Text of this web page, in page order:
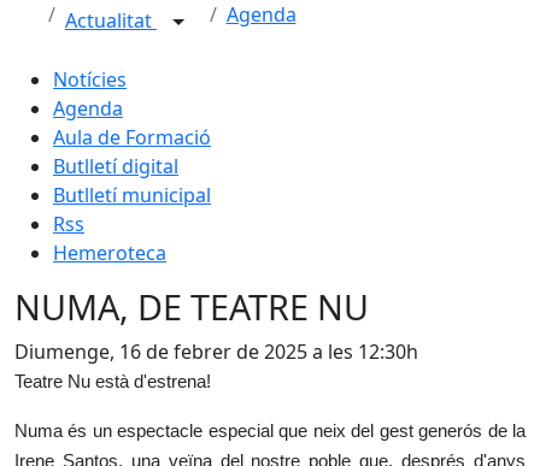
Actualitat Agenda
Notícies
Agenda
Aula de Formació
Butlletí digital
Butlletí municipal
Rss
Hemeroteca
NUMA, DE TEATRE NU
Diumenge, 16 de febrer de 2025 a les 12:30h
Teatre Nu està d'estrena!
Numa és un espectacle especial que neix del gest generós de la
Irene Santos, una veïna del nostre poble que, després d'anys